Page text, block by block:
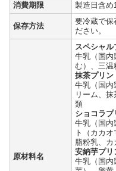
消費期限
製造日含め
保存方法
要冷蔵で保
ださい。
原材料名
スペシャル
牛乳（国内
む）、三温
抹茶プリン
牛乳（国内
リーム、
類
ショコラプ
牛乳（国内
ト（カカ
脂粉乳、
安納芋プリ
牛乳（国内